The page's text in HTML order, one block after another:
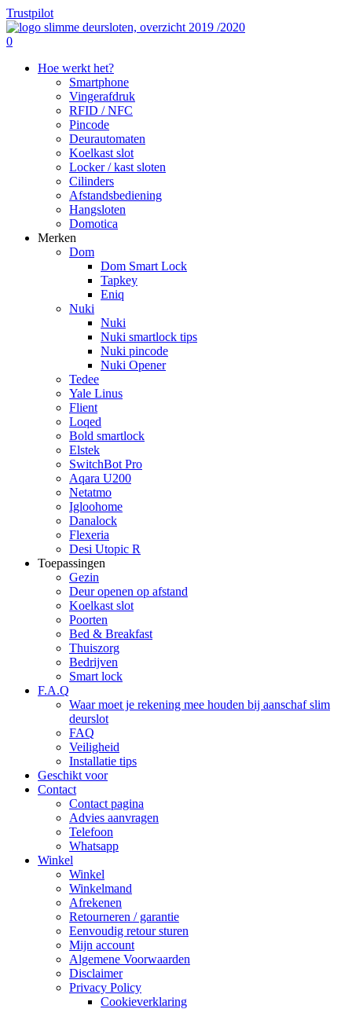
Skip
to
main
Trustpilot
search
0
Hoe werkt het?
Smartphone
Vingerafdruk
RFID / NFC
Pincode
Deurautomaten
Koelkast slot
Locker / kast sloten
Cilinders
Afstandsbediening
Hangsloten
Domotica
Merken
Dom
Dom Smart Lock
Tapkey
Eniq
Nuki
Nuki
Nuki smartlock tips
Nuki pincode
Nuki Opener
Tedee
Yale Linus
Flient
Loqed
Bold smartlock
Elstek
SwitchBot Pro
Aqara U200
Netatmo
Igloohome
Danalock
Flexeria
Desi Utopic R
Toepassingen
Gezin
Deur openen op afstand
Koelkast slot
Poorten
Bed & Breakfast
Thuiszorg
Bedrijven
Smart lock
F.A.Q
Waar moet je rekening mee houden bij aanschaf slim
deurslot
FAQ
Veiligheid
Installatie tips
Geschikt voor
Contact
Contact pagina
Advies aanvragen
Telefoon
Whatsapp
Winkel
Winkel
Winkelmand
Afrekenen
Retourneren / garantie
Eenvoudig retour sturen
Mijn account
Algemene Voorwaarden
Disclaimer
Privacy Policy
Cookieverklaring